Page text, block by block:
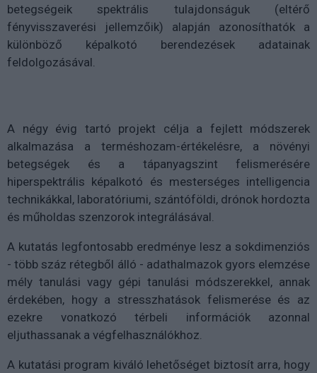
betegségeik spektrális tulajdonságuk (eltérő
fényvisszaverési jellemzőik) alapján azonosíthatók a
különböző képalkotó berendezések adatainak
feldolgozásával.
A négy évig tartó projekt célja a fejlett módszerek
alkalmazása a terméshozam-értékelésre, a növényi
betegségek és a tápanyagszint felismerésére
hiperspektrális képalkotó és mesterséges intelligencia
technikákkal, laboratóriumi, szántóföldi, drónok hordozta
és műholdas szenzorok integrálásával.
A kutatás legfontosabb eredménye lesz a sokdimenziós
- több száz rétegből álló - adathalmazok gyors elemzése
mély tanulási vagy gépi tanulási módszerekkel, annak
érdekében, hogy a stresszhatások felismerése és az
ezekre vonatkozó térbeli információk azonnal
eljuthassanak a végfelhasználókhoz.
A kutatási program kiváló lehetőséget biztosít arra, hogy